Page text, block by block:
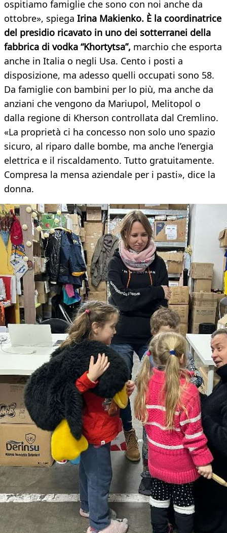
ospitiamo famiglie che sono con noi anche da
ottobre», spiega Irina Makienko. È la coordinatrice
del presidio ricavato in uno dei sotterranei della
fabbrica di vodka “Khortytsa”, marchio che esporta
anche in Italia o negli Usa. Cento i posti a
disposizione, ma adesso quelli occupati sono 58.
Da famiglie con bambini per lo più, ma anche da
anziani che vengono da Mariupol, Melitopol o
dalla regione di Kherson controllata dal Cremlino.
«La proprietà ci ha concesso non solo uno spazio
sicuro, al riparo dalle bombe, ma anche l’energia
elettrica e il riscaldamento. Tutto gratuitamente.
Compresa la mensa aziendale per i pasti», dice la
donna.